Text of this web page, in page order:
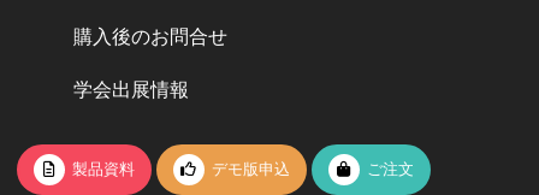
購入後のお問合せ
学会出展情報
製品資料 デモ版申込 ご注文